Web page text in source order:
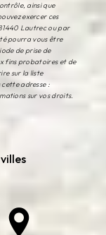
ainsi que
exercer ces
Lautrec ou par
pourra vous être
de prise de
fins probatoires et de
sur la liste
adresse :
sur vos droits.